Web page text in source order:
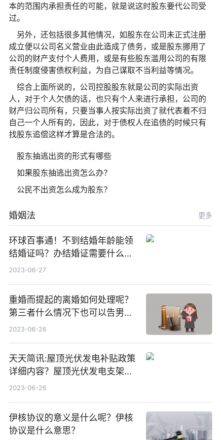
本的范围内承担责任的可能，就是说这时股东要代公司受
过。
另外，还包括很多其他情况，如股东在公司未正式注册
成立便以公司名义营业由此造成了债务，或是股东挪用了
公司的财产支付个人费用，或是有些股东滥用公司的有限
责任制度侵害债权利益，为自己谋取不当利益等情况。
综合上面所说的，公司控股股东就是公司的实际出资
人，对于个人欠债的话，也只有个人来进行承担，公司的
财产归公司所有，只要当事人按实际出资了就代表着不归
自己一个人所有的，因此，对于债权人在追债的时候只有
找股东追偿这样才算是合法的。
股东抽逃出资的形式有哪些
如果股东抽逃出资怎么办？
公民不出资怎么成为股东？
婚姻法 更多
环球百事通！不到结婚年龄能领
结婚证吗？办结婚证需要什么材
料？没结婚孩子怎么上户口？
2023-06-27
重婚而提起的离婚如何处理呢？
第三者什么情况下也可以告男人
重婚罪呢？
2023-06-26
天天简讯:屋顶光伏发电补贴政策
详细内容？屋顶光伏发电支架价
格一般是多少？
2023-06-26
伊核协议的意义是什么呢？伊核
协议是什么意思？